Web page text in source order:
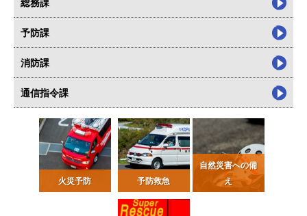
予防課
消防課
通信指令課
火災予防 予防救急
自然災害への備
え